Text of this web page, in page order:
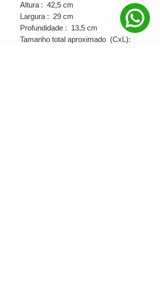
Altura : 42,5 cm
Largura : 29 cm
Profundidade : 13,5 cm
Tamanho total aproximado (CxL):